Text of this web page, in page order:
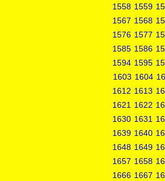
1558 1559
1567 1568
1576 1577
1585 1586
1594 1595
1603 1604
1612 1613
1621 1622
1630 1631
1639 1640
1648 1649
1657 1658
1666 1667